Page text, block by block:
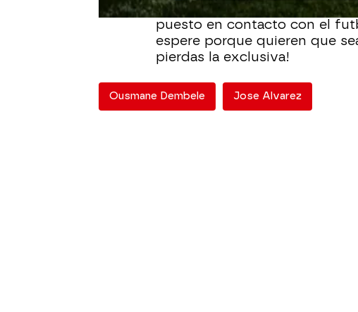
José Álvarez ha contado en
puesto en contacto con el
espere porque quieren que
pierdas la exclusiva!
Ousmane Dembele Jose Alvarez